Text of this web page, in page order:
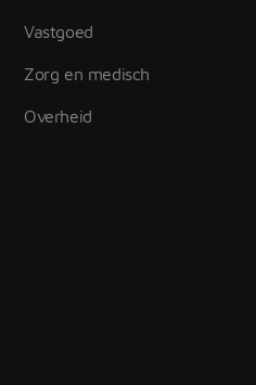
Vastgoed
Zorg en medisch
Overheid